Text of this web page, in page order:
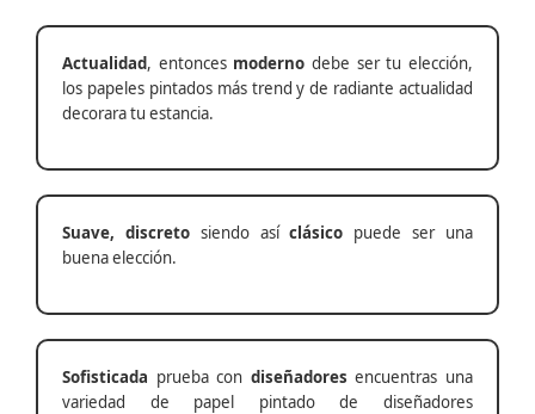
Actualidad, entonces moderno debe ser tu elección,
los papeles pintados más trend y de radiante actualidad
decorara tu estancia.
Suave, discretosiendo asíclásico puede ser una
buena elección.
Sofisticada prueba con diseñadores encuentras una
variedad de papel pintado de diseñadores